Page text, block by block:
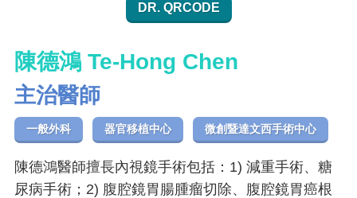
DR. QRCODE
陳德鴻 Te-Hong Chen
主治醫師
一般外科 器官移植中心 微創暨達文西手術中心
陳德鴻醫師擅長內視鏡手術包括：1) 減重手術、糖
尿病手術；2) 腹腔鏡胃腸腫瘤切除、腹腔鏡胃癌根